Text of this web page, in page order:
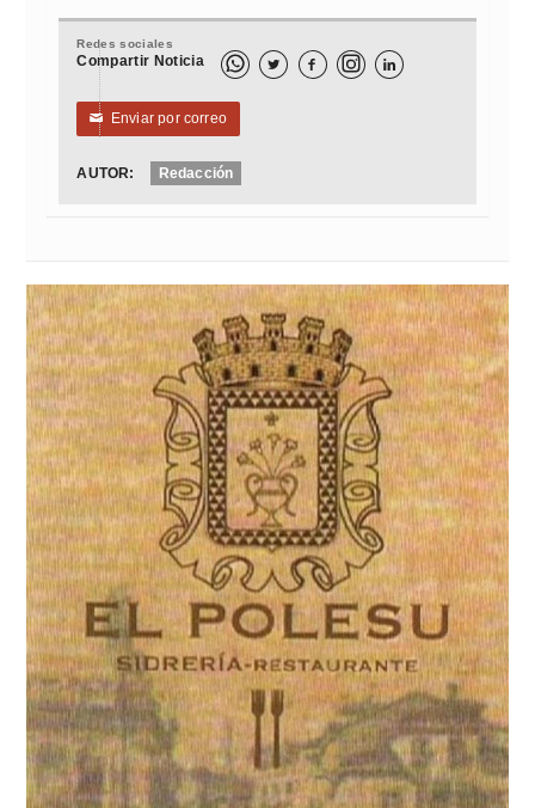
Redes sociales
Compartir Noticia   
✉ Enviar por correo
AUTOR: Redacción